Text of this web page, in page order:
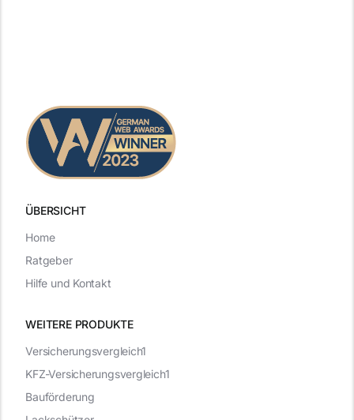
ÜBERSICHT
WEITERE PRODUKTE
Versicherungsvergleich1
KFZ-Versicherungsvergleich1
Bauförderung
Home
Ratgeber
Hilfe und Kontakt